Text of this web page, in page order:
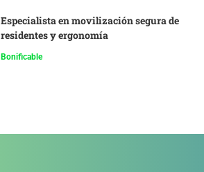
Especialista en movilización segura de
residentes y ergonomía
Bonificable